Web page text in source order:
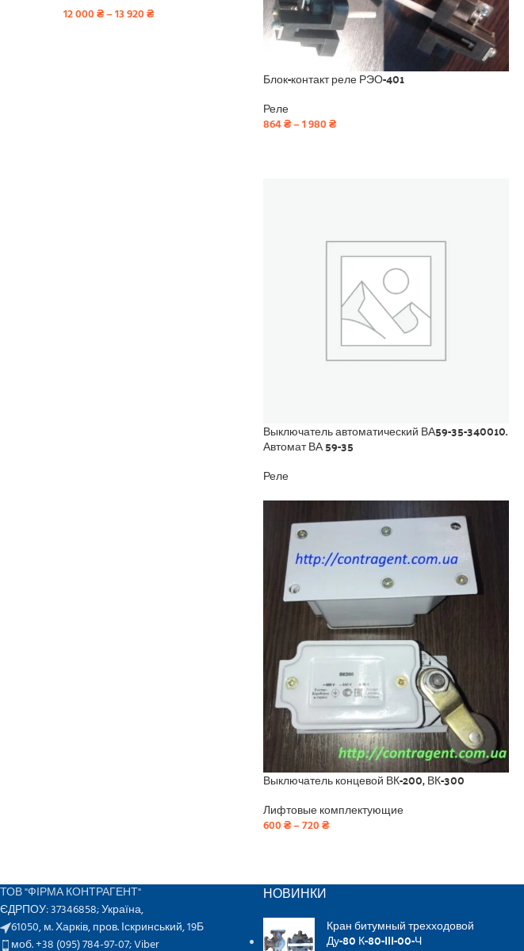
12 000₴–13 920₴
Блок-контакт реле РЭО-401
Реле
864₴–1 980₴
Выключатель автоматический ВА59-35-340010.
Автомат ВА 59-35
Реле
Выключатель концевой ВК-200, ВК-300
Лифтовые комплектующие
600₴–720₴
ТОВ "ФІРМА КОНТРАГЕНТ"
ЄДРПОУ: 37346858; Україна,
61050, м. Харків, пров. Іскринський, 19Б
моб. +38 (095) 784-97-07;Viber
НОВИНКИ
Кран битумный трехходовой
Ду-80 К-80-III-00-Ч